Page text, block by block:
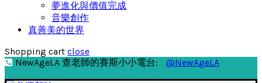
夢進化與價值完成
音樂創作
真善美的世界
Shopping cart close
NewAgeLA 查老師的賽斯小小電台:
@NewAgeLA